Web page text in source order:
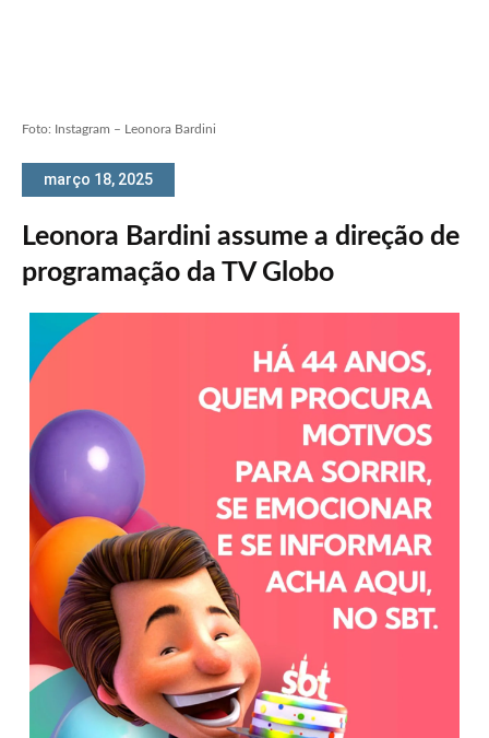
Foto: Instagram – Leonora Bardini
março 18, 2025
Leonora Bardini assume a direção de
programação da TV Globo